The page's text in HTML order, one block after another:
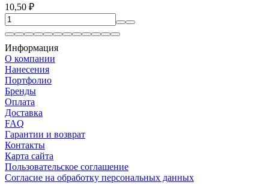
10,50 ₽
Информация
О компании
Нанесения
Портфолио
Бренды
Оплата
Доставка
FAQ
Гарантии и возврат
Контакты
Карта сайта
Пользовательское соглашение
Согласие на обработку персональных данных